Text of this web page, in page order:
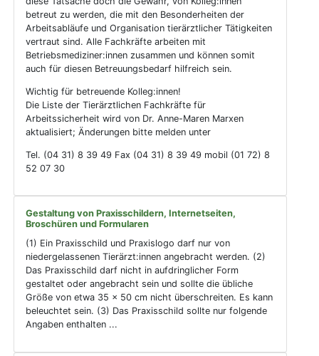
betreut zu werden, die mit den Besonderheiten der
Arbeitsabläufe und Organisation tierärztlicher Tätigkeiten
vertraut sind. Alle Fachkräfte arbeiten mit
Betriebsmediziner:innen zusammen und können somit
auch für diesen Betreuungsbedarf hilfreich sein.
Wichtig für betreuende Kolleg:innen!
Die Liste der Tierärztlichen Fachkräfte für
Arbeitssicherheit wird von Dr. Anne-Maren Marxen
aktualisiert; Änderungen bitte melden unter
Tel. (04 31) 8 39 49 Fax (04 31) 8 39 49 mobil (01 72) 8
52 07 30
Gestaltung von Praxisschildern, Internetseiten,
Broschüren und Formularen
(1) Ein Praxisschild und Praxislogo darf nur von
niedergelassenen Tierärzt:innen angebracht werden. (2)
Das Praxisschild darf nicht in aufdringlicher Form
gestaltet oder angebracht sein und sollte die übliche
Größe von etwa 35 x 50 cm nicht überschreiten. Es kann
beleuchtet sein. (3) Das Praxisschild sollte nur folgende
Angaben enthalten ...